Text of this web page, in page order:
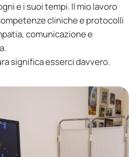
e i suoi tempi. Il mio lavoro
cliniche e protocolli
comunicazione e
significa esserci davvero.